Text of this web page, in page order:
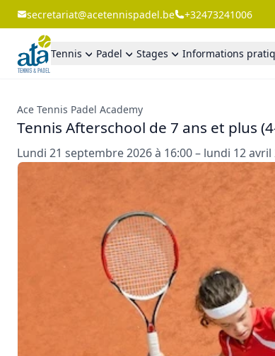
secretariat@acetennispadel.be +32473241006
Tennis Padel Stages Informations
Ace Tennis Padel Academy
Tennis Afterschool de 7 ans et plus
Lundi 21 septembre 2026 à 16:00 – lundi 12 avril